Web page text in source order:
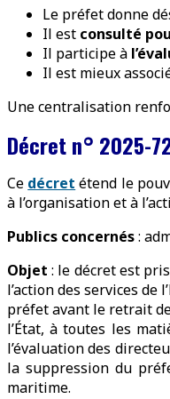
Le préfet donne
Il est consulté
Il participe à
Il est mieux
Une centralisation
Décret n° 2025-
Ce décret étend le
à l’organisation et à
Publics concernés:
Objet : le décret est
l’action des services
préfet avant le retrait
l’État, à toutes les
l’évaluation des
la suppression du
maritime.